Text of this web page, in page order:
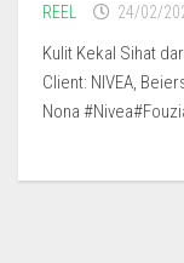
REEL 24/02/
Kulit Kekal Sihat
Client: NIVEA,
Nona